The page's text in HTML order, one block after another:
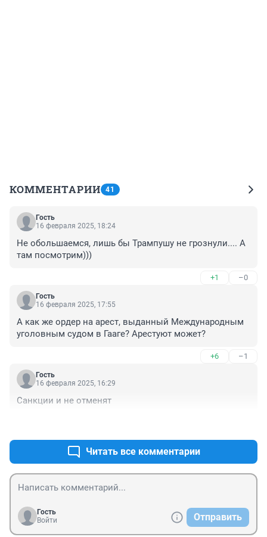
КОММЕНТАРИИ 41
Гость
16 февраля 2025, 18:24
Не обольшаемся, лишь бы Трампушу не грознули.... А
там посмотрим)))
+1 –0
Гость
16 февраля 2025, 17:55
А как же ордер на арест, выданный Международным
уголовным судом в Гааге? Арестуют может?
+6 –1
Гость
16 февраля 2025, 16:29
Санкции и не отменят
Читать все комментарии
Гость
Войти
Отправить